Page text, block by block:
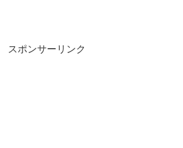
スポンサーリンク